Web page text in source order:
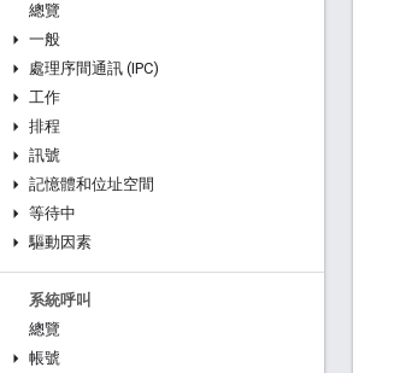
總覽
一般
處理序間通訊 (IPC)
工作
排程
訊號
記憶體和位址空間
等待中
驅動因素
系統呼叫
總覽
帳號